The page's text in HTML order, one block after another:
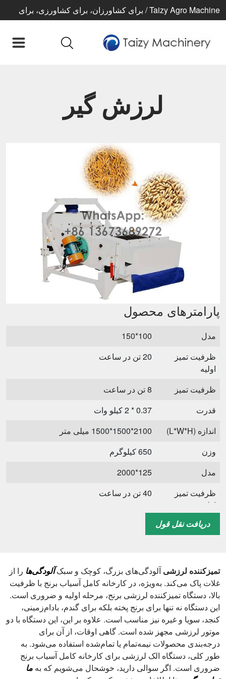
Taizy Agro Machine / برای کشاورزان، برای کشاورزی، برای
لرزش گیر
پارامترهای محصول
مدل
100*150
ظرفیت تمیز
اولیه
20 تن در ساعت
ظرفیت تمیز
8 تن در ساعت
قدرت
0.37 * 2 کیلو وات
اندازه (L*W*H)
2100*1500*1500 میلی متر
وزن
650 کیلوگرم
مدل
125*2000
ظرفیت تمیز
اولیه
40 تن در ساعت
ظرفیت تمیز
اندازه (L*W*H)
2640*1860*1500 میلی متر
وزن
800 کیلوگرم
مدل
150*2000
ظرفیت تمیز
اولیه
50 تن در ساعت
ظرفیت تمیز
15 تن در ساعت
دریافت نقل قول
تمیزکننده لرزشیآلودگی‌های بزرگ، کوچک و سبکآلودگی‌ها را از
غلات پاک می‌کند. به‌ویژه، در کارخانه کامل آسیاب برنج با ظرفیت
بالا، دستگاه تمیزکننده لرزشی برنج، مرحله اولیه و ضروری است.
این دستگاه نه تنها برای برنج پخته بلکه برای گندم، بادام‌زمینی،
کنجد، سویا و غیره نیز مناسب است. علاوه بر این، این دستگاه با دو
موتور لرزشی مجهز شده است. گاهی اوقات، از آن برای
درجه‌بندی محصولات نیمه‌تمام یا تمام‌شده استفاده می‌شود. به
طور کلی، دستگاه الک لرزشی برای کارخانه کامل آسیاب برنج
ضروری است. اگر سوالی دارید، خوشحال می‌شویم که به ما